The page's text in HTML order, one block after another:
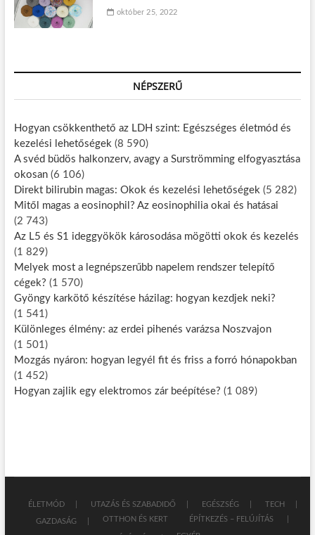
október 25, 2022
NÉPSZERŰ
Hogyan csökkenthető az LDH szint: Egészséges életmód és
kezelési lehetőségek (8 590)
A svéd büdös halkonzerv, avagy a Surströmming elfogyasztása
okosan (6 106)
Direkt bilirubin magas: Okok és kezelési lehetőségek (5 282)
Mitől magas a eosinophil? Az eosinophilia okai és hatásai
(2 743)
Az L5 és S1 ideggyökök károsodása mögötti okok és kezelés
(1 829)
Melyek most a legnépszerűbb napelem rendszer telepítő
cégek? (1 570)
Gyöngy karkötő készítése házilag: hogyan kezdjek neki?
(1 541)
Különleges élmény: az erdei pihenés varázsa Noszvajon
(1 501)
Mozgás nyáron: hogyan legyél fit és friss a forró hónapokban
(1 452)
Hogyan zajlik egy elektromos zár beépítése? (1 089)
ÉLETMÓD UTAZÁS ÉS SZABADIDŐ EGÉSZSÉG TECH
GAZDASÁG OTTHON ÉS KERT ÉPÍTKEZÉS – FELÚJÍTÁS